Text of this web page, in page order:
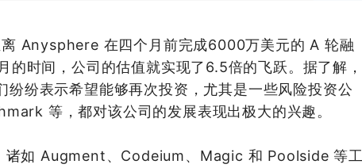
Anysphere 在四个月前完成6000万美元的 A 轮融
的时间，公司的估值就实现了6.5倍的飞跃。据了解，
纷表示希望能够再次投资，尤其是一些风险投资公
等，都对该公司的发展表现出极大的兴趣。
诸如 Augment、Codeium、Magic 和 Poolside 等工